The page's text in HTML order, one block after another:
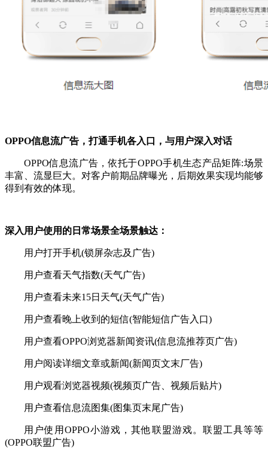
OPPO信息流广告，打通手机各入口，与用户深入对话
OPPO信息流广告，依托于OPPO手机生态产品矩阵:场景
丰富、流显巨大。对客户前期品牌曝光，后期效果实现均能够
得到有效的体现。
深入用户使用的日常场景全场景触达：
用户打开手机(锁屏杂志及广告)
用户查看天气指数(天气广告)
用户查看未来15日天气(天气广告)
用户查看晚上收到的短信(智能短信广告入口)
用户查看OPPO浏览器新闻资讯(信息流推荐页广告)
用户阅读详细文章或新闻(新闻页文末厂告)
用户观看浏览器视频(视频页广告、视频后贴片)
用户查看信息流图集(图集页末尾广告)
用户使用OPPO小游戏，其他联盟游戏。联盟工具等等
(OPPO联盟广告)